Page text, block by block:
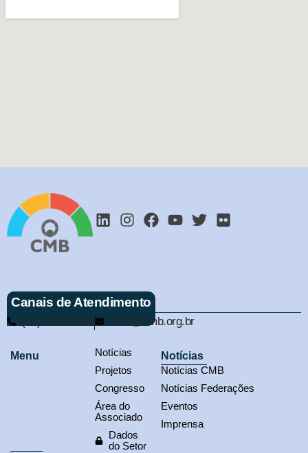
Canais de Atendimento
(61) 3321-9563 cmb@cmb.org.br
Menu
Notícias
Projetos
Congresso
Área do
Associado
Dados
do Setor
Notícias
Notícias CMB
Notícias Federações
Eventos
Imprensa